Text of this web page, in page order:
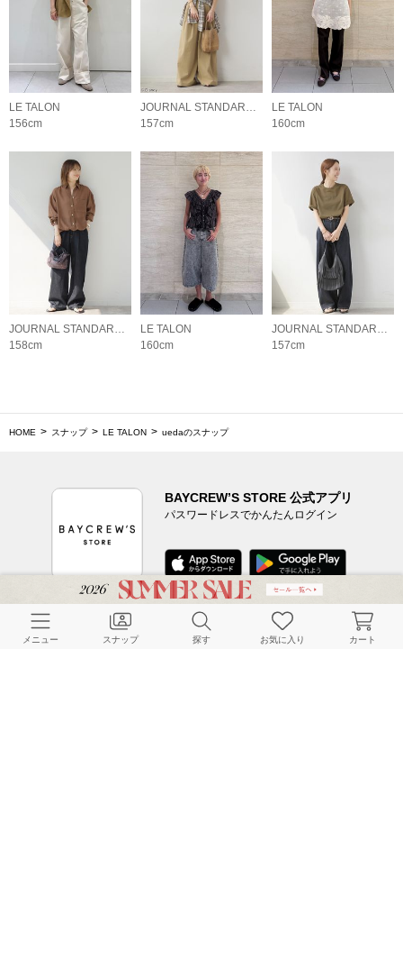
LE TALON
156cm
JOURNAL STANDARD relume LADYS
157cm
LE TALON
160cm
JOURNAL STANDARD relume LADYS
158cm
LE TALON
160cm
JOURNAL STANDARD relume LADYS
157cm
HOME スナップ LE TALON uedaのスナップ
BAYCREW’S STORE 公式アプリ
パスワードレスでかんたんログイン
CUSTOMER SERVICE
メニュー スナップ 探す お気に入り カート